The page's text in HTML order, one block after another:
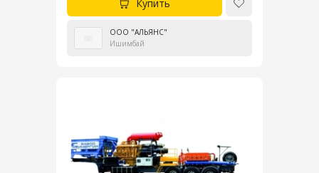
Купить
ООО "АЛЬЯНС"
Ишимбай